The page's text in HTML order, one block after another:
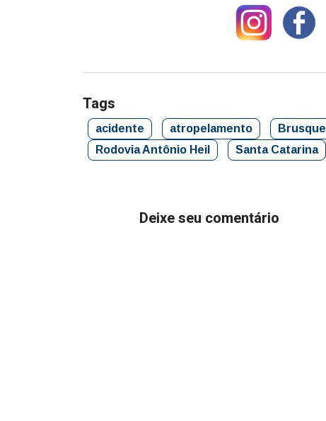
Tags
acidente atropelamento Brusque
Rodovia Antônio Heil
Santa Catarina
Deixe seu comentário